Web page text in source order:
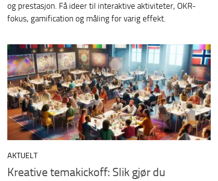
og prestasjon. Få ideer til interaktive aktiviteter, OKR-
fokus, gamification og måling for varig effekt.
AKTUELT
Kreative temakickoff: Slik gjør du